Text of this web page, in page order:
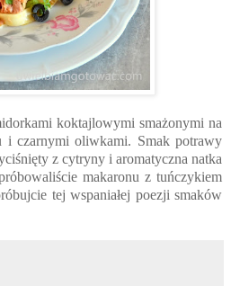
koktajlowymi smażonymi na
i czarnymi oliwkami. Smak potrawy
z cytryny i aromatyczna natka
makaronu z tuńczykiem
tej wspaniałej poezji smaków